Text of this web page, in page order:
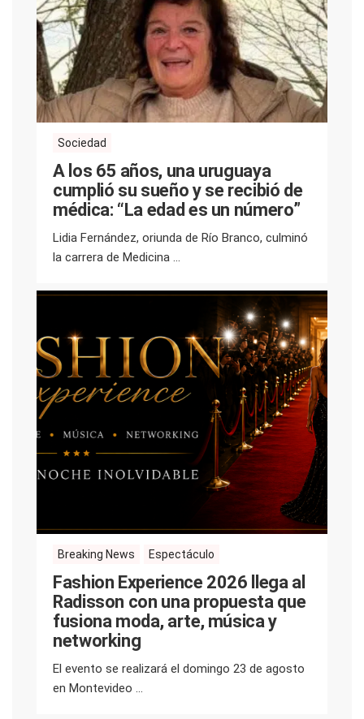
Sociedad
A los 65 años, una uruguaya
cumplió su sueño y se recibió de
médica: “La edad es un número”
Lidia Fernández, oriunda de Río Branco, culminó
la carrera de Medicina ...
Breaking News Espectáculo
Fashion Experience 2026 llega al
Radisson con una propuesta que
fusiona moda, arte, música y
networking
El evento se realizará el domingo 23 de agosto
en Montevideo ...